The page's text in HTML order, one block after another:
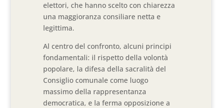
elettori, che hanno scelto con chiarezza
una maggioranza consiliare netta e
legittima.
Al centro del confronto, alcuni principi
fondamentali: il rispetto della volontà
popolare, la difesa della sacralità del
Consiglio comunale come luogo
massimo della rappresentanza
democratica, e la ferma opposizione a